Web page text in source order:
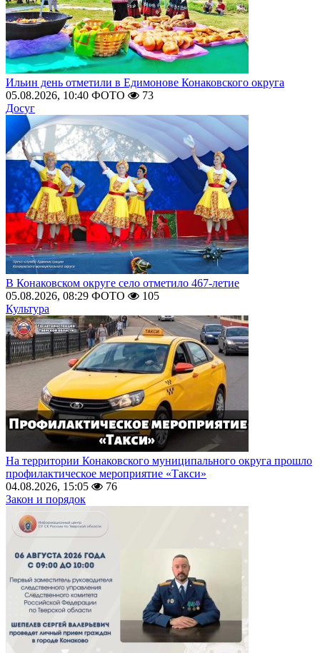
Ильин день отметили в Едимонове Конаковского округа
05.08.2026, 10:40 ФОТО
73
Досуг
В Конаковском округе село отметило 467-летие
05.08.2026, 08:29 ФОТО
105
Культура
На территории Конаковского муниципального округа прошло
профилактическое мероприятие «Такси»
04.08.2026, 15:05
76
Закон и порядок